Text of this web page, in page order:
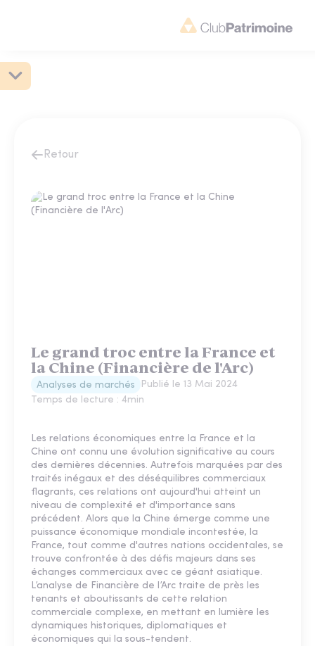
Retour
Le grand troc entre la France et
la Chine (Financière de l'Arc)
Analyses de marchés Publié le 13 Mai 2024
Temps de lecture : 4min
Les relations économiques entre la France et la
Chine ont connu une évolution significative au cours
des dernières décennies. Autrefois marquées par des
traités inégaux et des déséquilibres commerciaux
flagrants, ces relations ont aujourd'hui atteint un
niveau de complexité et d'importance sans
précédent. Alors que la Chine émerge comme une
puissance économique mondiale incontestée, la
France, tout comme d'autres nations occidentales, se
trouve confrontée à des défis majeurs dans ses
échanges commerciaux avec ce géant asiatique.
L’analyse de Financière de l’Arc traite de près les
tenants et aboutissants de cette relation
commerciale complexe, en mettant en lumière les
dynamiques historiques, diplomatiques et
économiques qui la sous-tendent.